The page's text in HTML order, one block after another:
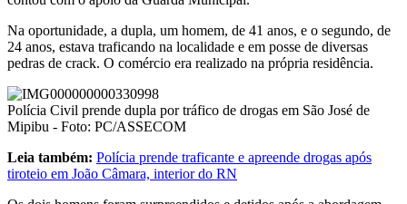
Na oportunidade, a dupla, um homem, de 41 anos, e o segundo, de
24 anos, estava traficando na localidade e em posse de diversas
pedras de crack. O comércio era realizado na própria residência.
Polícia Civil prende dupla por tráfico de drogas em São José de
Mipibu - Foto: PC/ASSECOM
Leia também: Polícia prende traficante e apreende drogas após
tiroteio em João Câmara, interior do RN